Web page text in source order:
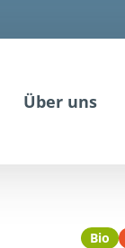
Über uns
Bio